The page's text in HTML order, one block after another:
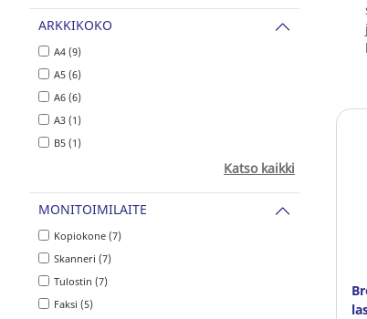
ARKKIKOKO
A4 (9)
A5 (6)
A6 (6)
A3 (1)
B5 (1)
Katso kaikki
MONITOIMILAITE
Kopiokone (7)
Skanneri (7)
Tulostin (7)
Faksi (5)